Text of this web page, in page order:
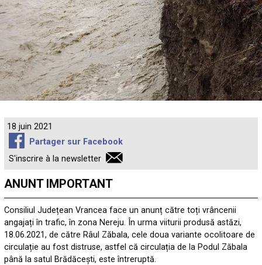
18 juin 2021
Partager sur Facebook
S'inscrire à la newsletter
ANUNT IMPORTANT
Consiliul Județean Vrancea face un anunț către toți vrâncenii
angajați în trafic, în zona Nereju. În urma viiturii produsă astăzi,
18.06.2021, de către Râul Zăbala, cele doua variante ocolitoare de
circulație au fost distruse, astfel că circulația de la Podul Zăbala
până la satul Brădăcești, este întreruptă.